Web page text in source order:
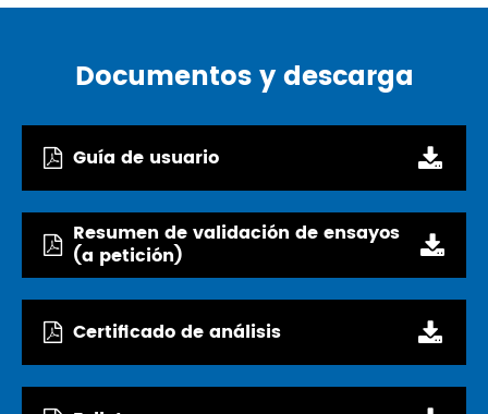
Documentos y descarga
Guía de usuario
Resumen de validación de ensayos
(a petición)
Certificado de análisis